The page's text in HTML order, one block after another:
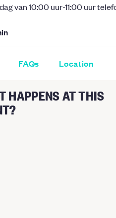
van 10:00 uur-11:00 uur
FAQs Location
HAPPENS AT THIS